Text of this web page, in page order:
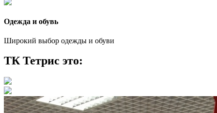
Одежда и обувь
Широкий выбор одежды и обуви
ТК Тетрис это: